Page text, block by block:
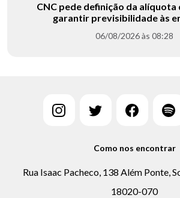
CNC pede definição da alíquota
garantir previsibilidade às
06/08/2026 às 08:28
Como nos encontrar
Rua Isaac Pacheco, 138 Além Ponte,
18020-070